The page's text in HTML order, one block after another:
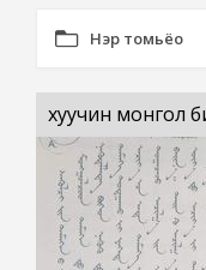
Нэр томьёо
хуучин монгол